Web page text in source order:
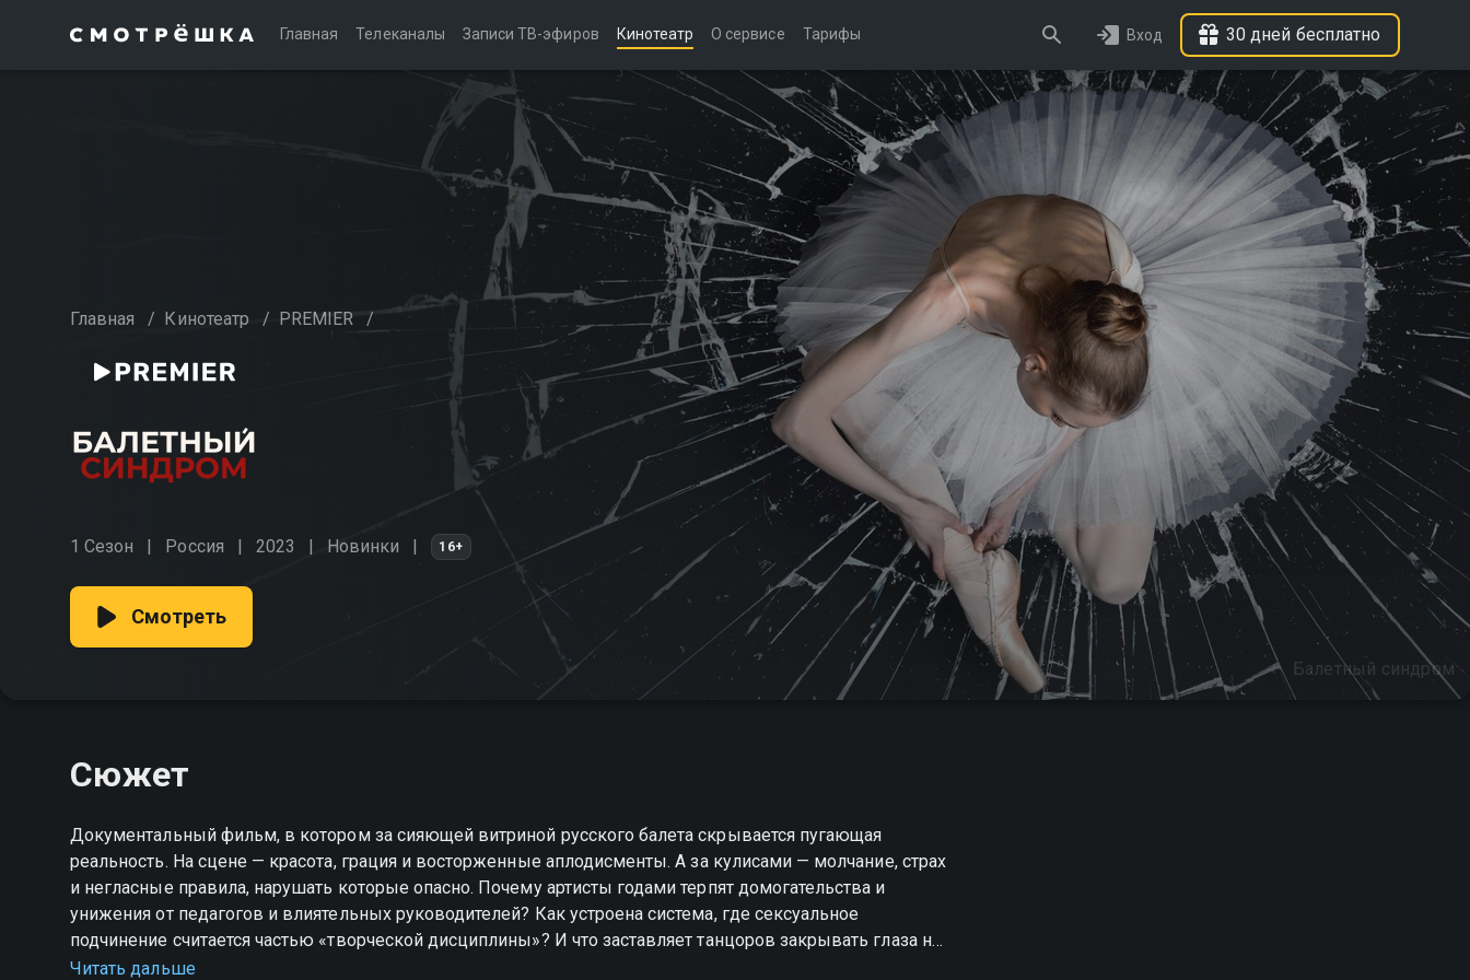
Главная Телеканалы Записи ТВ-эфиров Кинотеатр О сервисе Тарифы Вход 30 дней бесплатно
Главная / Кинотеатр / PREMIER /
1 Сезон Россия 2023 Новинки 16+
Балетный синдром
Смотреть
Сюжет
Документальный фильм, в котором за сияющей витриной русского балета скрывается пугающая
реальность. На сцене — красота, грация и восторженные аплодисменты. А за кулисами — молчание, страх
и негласные правила, нарушать которые опасно. Почему артисты годами терпят домогательства и
унижения от педагогов и влиятельных руководителей? Как устроена система, где сексуальное
подчинение считается частью «творческой дисциплины»? И что заставляет танцоров закрывать глаза на
зло, ставшее нормой? Этот фильм впервые честно поднимает тему, о которой балет привык молчать.
Читать дальше